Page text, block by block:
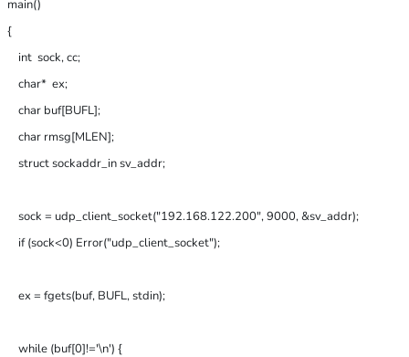
main()
{
    int  sock, cc;
    char*  ex;
    char buf[BUFL];
    char rmsg[MLEN];
    struct sockaddr_in sv_addr;
    sock = udp_client_socket("192.168.122.200", 9000, &sv_addr);
    if (sock<0) Error("udp_client_socket");
    ex = fgets(buf, BUFL, stdin);
    while (buf[0]!='\n') {